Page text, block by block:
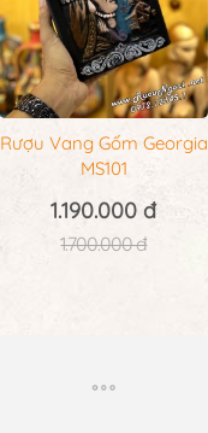
Rượu Vang Gốm Georgia
MS101
1.190.000 đ
1.700.000 đ